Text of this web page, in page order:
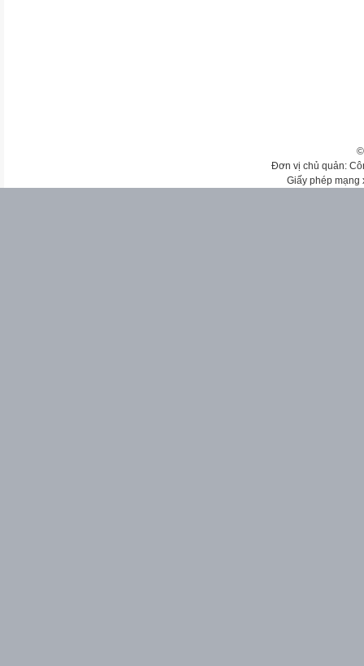
Đơn vị chủ quản:
Giấy phép mạng